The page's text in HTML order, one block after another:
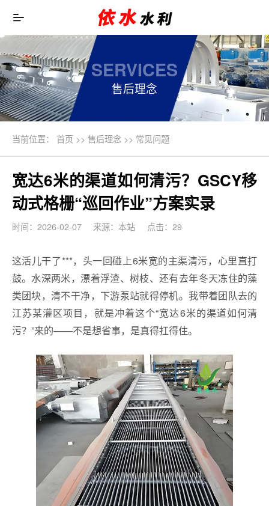
SERVICES
售后理念
当前位置： 首页>> 售后理念>> 常见问题
宽达6米的渠道如何清污？GSCY移
动式格栅“巡回作业”方案实录
时间：2026-02-07 来源：本站 点击：29
这活儿干了***，头一回碰上6米宽的主渠清污，心里直打
鼓。水深两米，漂着浮渣、树枝、还有去年冬天冻住的藻
类团块，清不干净，下游泵站就得停机。我带着团队去的
江苏某灌区项目，就是冲着这个“宽达6米的渠道如何清
污？”来的——不是想省事，是真得扛得住。